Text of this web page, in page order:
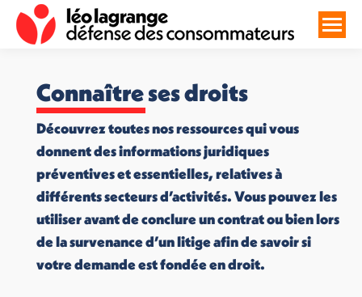
Connaître ses droits
Découvrez toutes nos ressources qui vous
donnent des informations juridiques
préventives et essentielles, relatives à
différents secteurs d’activités. Vous pouvez les
utiliser avant de conclure un contrat ou bien lors
de la survenance d’un litige afin de savoir si
votre demande est fondée en droit.